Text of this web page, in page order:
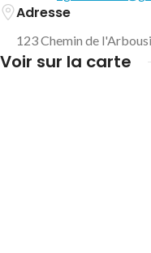
Adresse
123 Chemin de
Voir sur la carte